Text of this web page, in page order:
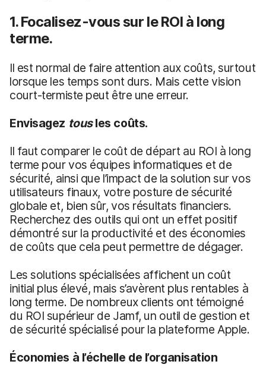
1. Focalisez-vous sur le ROI à long
terme.
Il est normal de faire attention aux coûts, surtout
lorsque les temps sont durs. Mais cette vision
court-termiste peut être une erreur.
Envisagez tousles coûts.
Il faut comparer le coût de départ au ROI à long
terme pour vos équipes informatiques et de
sécurité, ainsi que l’impact de la solution sur vos
utilisateurs finaux, votre posture de sécurité
globale et, bien sûr, vos résultats financiers.
Recherchez des outils qui ont un effet positif
démontré sur la productivité et des économies
de coûts que cela peut permettre de dégager.
Les solutions spécialisées affichent un coût
initial plus élevé, mais s’avèrent plus rentables à
long terme. De nombreux clients ont témoigné
du ROI supérieur de Jamf, un outil de gestion et
de sécurité spécialisé pour la plateforme Apple.
Économies à l’échelle de l’organisation